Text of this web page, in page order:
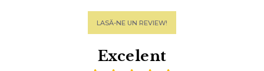
LASĂ-NE UN REVIEW!
Excelent